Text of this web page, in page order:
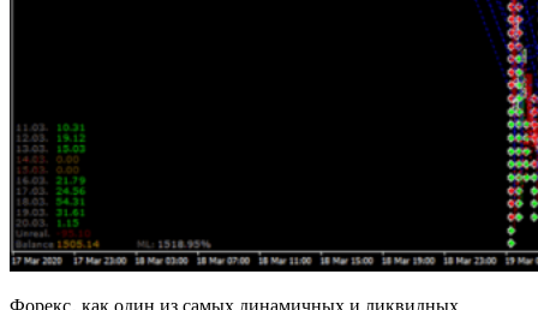
Форекс‚ как один из самых динамичных и ликвидных